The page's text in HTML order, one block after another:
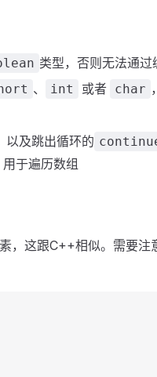
类型，否则无法通过
、 int 或者 char
以及跳出循环的
于遍历数组
，这跟C++相似。需要注